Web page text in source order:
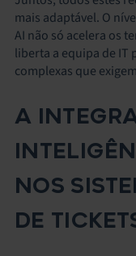
mais adaptável. O
AI não só acelera os
liberta a equipa de IT
complexas que
A
NOS
DE